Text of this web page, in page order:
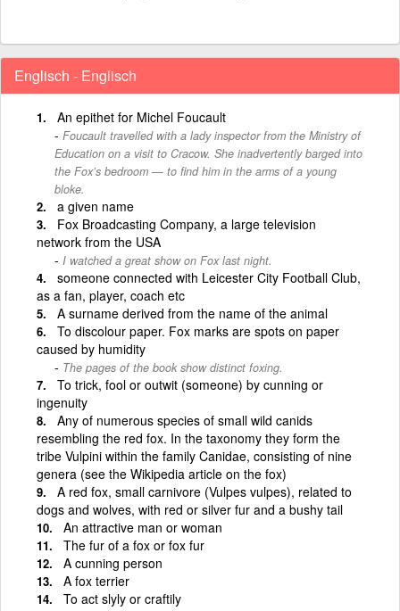
Englisch - Englisch
An epithet for Michel Foucault
Foucault travelled with a lady inspector from the Ministry of
Education on a visit to Cracow. She inadvertently barged into
the Fox’s bedroom — to find him in the arms of a young
bloke.
a given name
Fox Broadcasting Company, a large television
network from the USA
I watched a great show on Fox last night.
someone connected with Leicester City Football Club,
as a fan, player, coach etc
A surname derived from the name of the animal
To discolour paper. Fox marks are spots on paper
caused by humidity
The pages of the book show distinct foxing.
To trick, fool or outwit (someone) by cunning or
ingenuity
Any of numerous species of small wild canids
resembling the red fox. In the taxonomy they form the
tribe Vulpini within the family Canidae, consisting of nine
genera (see the Wikipedia article on the fox)
A red fox, small carnivore (Vulpes vulpes), related to
dogs and wolves, with red or silver fur and a bushy tail
An attractive man or woman
The fur of a fox or fox fur
A cunning person
A fox terrier
To act slyly or craftily